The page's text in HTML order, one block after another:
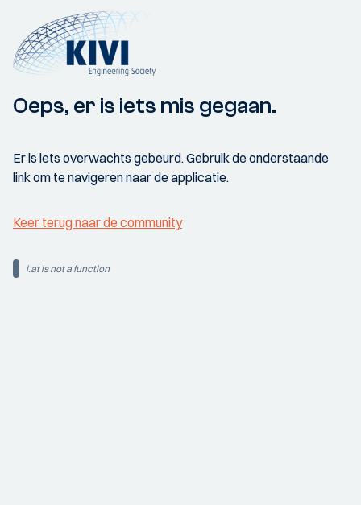
Oeps, er is iets mis gegaan.
Er is iets overwachts gebeurd. Gebruik de onderstaande
link om te navigeren naar de applicatie.
Keer terug naar de community
i.at is not a function